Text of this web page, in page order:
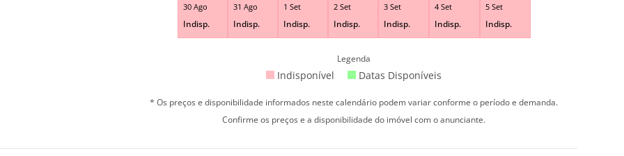
30 Ago
Indisp.
31 Ago
Indisp.
1 Set
Indisp.
2 Set
Indisp.
3 Set
Indisp.
4 Set
Indisp.
5 Set
Indisp.
Legenda
Indisponível Datas Disponíveis
* Os preços e disponibilidade informados neste calendário podem variar conforme o período e demanda.
Confirme os preços e a disponibilidade do imóvel com o anunciante.